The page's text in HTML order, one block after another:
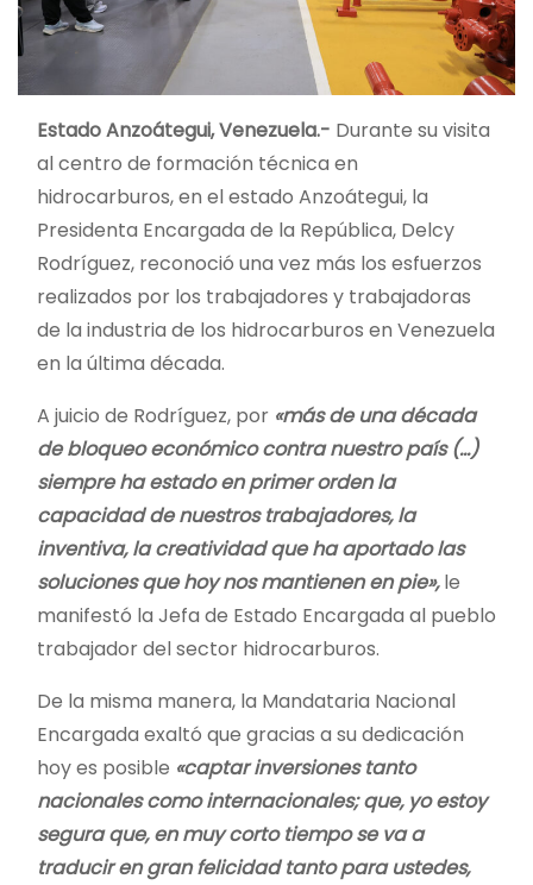
Estado Anzoátegui, Venezuela.- Durante su visita
al centro de formación técnica en
hidrocarburos, en el estado Anzoátegui, la
Presidenta Encargada de la República, Delcy
Rodríguez, reconoció una vez más los esfuerzos
realizados por los trabajadores y trabajadoras
de la industria de los hidrocarburos en Venezuela
en la última década.
A juicio de Rodríguez, por «más de una década
de bloqueo económico contra nuestro país (…)
siempre ha estado en primer orden la
capacidad de nuestros trabajadores, la
inventiva, la creatividad que ha aportado las
soluciones que hoy nos mantienen en pie»,le
manifestó la Jefa de Estado Encargada al pueblo
trabajador del sector hidrocarburos.
De la misma manera, la Mandataria Nacional
Encargada exaltó que gracias a su dedicación
hoy es posible «captar inversiones tanto
nacionales como internacionales; que, yo estoy
segura que, en muy corto tiempo se va a
traducir en gran felicidad tanto para ustedes,